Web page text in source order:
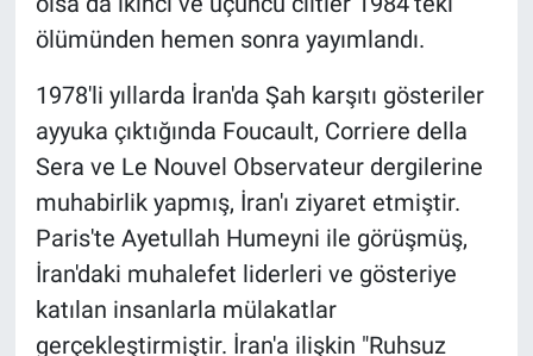
ölümünden hemen sonra yayımlandı.
1978'li yıllarda İran'da Şah karşıtı gösteriler
ayyuka çıktığında Foucault, Corriere della
Sera ve Le Nouvel Observateur dergilerine
muhabirlik yapmış, İran'ı ziyaret etmiştir.
Paris'te Ayetullah Humeyni ile görüşmüş,
İran'daki muhalefet liderleri ve gösteriye
katılan insanlarla mülakatlar
gerçekleştirmiştir. İran'a ilişkin "Ruhsuz